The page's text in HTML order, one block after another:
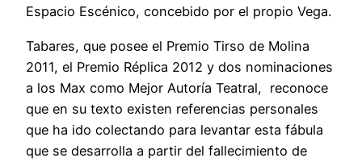
Espacio Escénico, concebido por el propio Vega.
Tabares, que posee el Premio Tirso de Molina
2011, el Premio Réplica 2012 y dos nominaciones
a los Max como Mejor Autoría Teatral, reconoce
que en su texto existen referencias personales
que ha ido colectando para levantar esta fábula
que se desarrolla a partir del fallecimiento de